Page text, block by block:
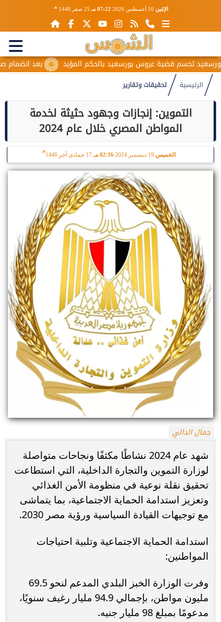
الإثنين 07:22 مـ 25 صفر 1448 هـ
بعد انضمام صلاح.. جالطة تحسم قضية عروس بورسعيد بالحكم المؤبد
الرئيسية تحقيقات وتقارير
التموين: إنجازات وجهود حثيثة لخدمة
المواطن المصري خلال عام 2024
الخميس 02:16 مـ 17 جمادى آخر 1446
هـ
جمال الدالي
شهد عام 2024 نشاطًا مكثفًا ونجاحات متواصلة
لوزارة التموين والتجارة الداخلية، التي استطاعت
تحقيق نقلة نوعية في منظومة الأمن الغذائي
وتعزيز استدامة الحماية الاجتماعية، بما يتماشى
مع توجيهات القيادة السياسية ورؤية مصر 2030.
استدامة الحماية الاجتماعية وتلبية احتياجات
المواطنين:
وفرت الوزارة الخبز البلدي المدعم لنحو 69.5
مليون مواطن، بإجمالي 94.9 مليار رغيف سنويًا،
مدعومًا بمبلغ 98 مليار جنيه.